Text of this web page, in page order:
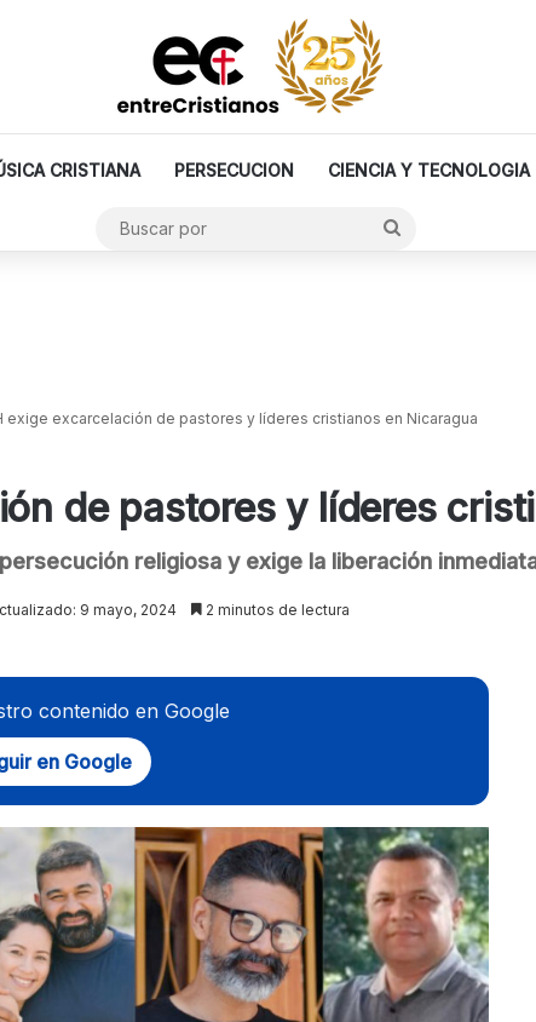
CRISTIANA PERSECUCION CIENCIA Y TECNOLOGIA
exige excarcelación de pastores y líderes cristianos en Nicaragua
de pastores y líderes
religiosa y exige la liberación
9 mayo, 2024 2 minutos de lectura
contenido en Google
en Google